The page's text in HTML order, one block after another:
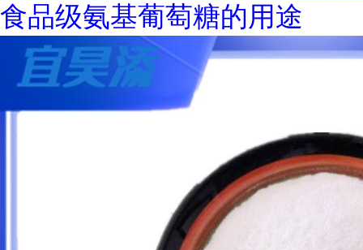
食品级氨基葡萄糖的用途